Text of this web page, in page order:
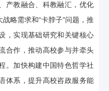
产教融合、科教融汇，优化
略需求和“卡脖子”问题，推
，实现基础研究和关键核心
合作，推动高校参与并牵头
。加快构建中国特色哲学社
体系，提升高校咨政服务能